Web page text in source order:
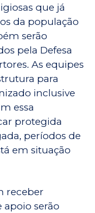
que já
da população
serão
pela Defesa
As equipes
para
inclusive
essa
protegida
períodos de
em situação
receber
serão